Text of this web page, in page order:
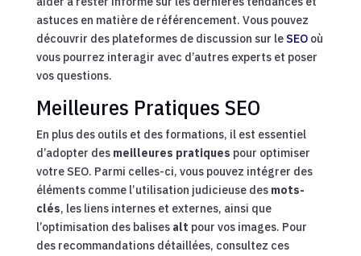
astuces en matière de référencement. Vous pouvez
découvrir des plateformes de discussion sur le SEOoù
vous pourrez interagir avec d’autres experts et poser
vos questions.
Meilleures Pratiques SEO
En plus des outils et des formations, il est essentiel
d’adopter des meilleures pratiques pour optimiser
votre SEO. Parmi celles-ci, vous pouvez intégrer des
éléments comme l’utilisation judicieuse des mots-
clés, les liens internes et externes, ainsi que
l’optimisation des balises alt pour vos images. Pour
des recommandations détaillées, consultez ces